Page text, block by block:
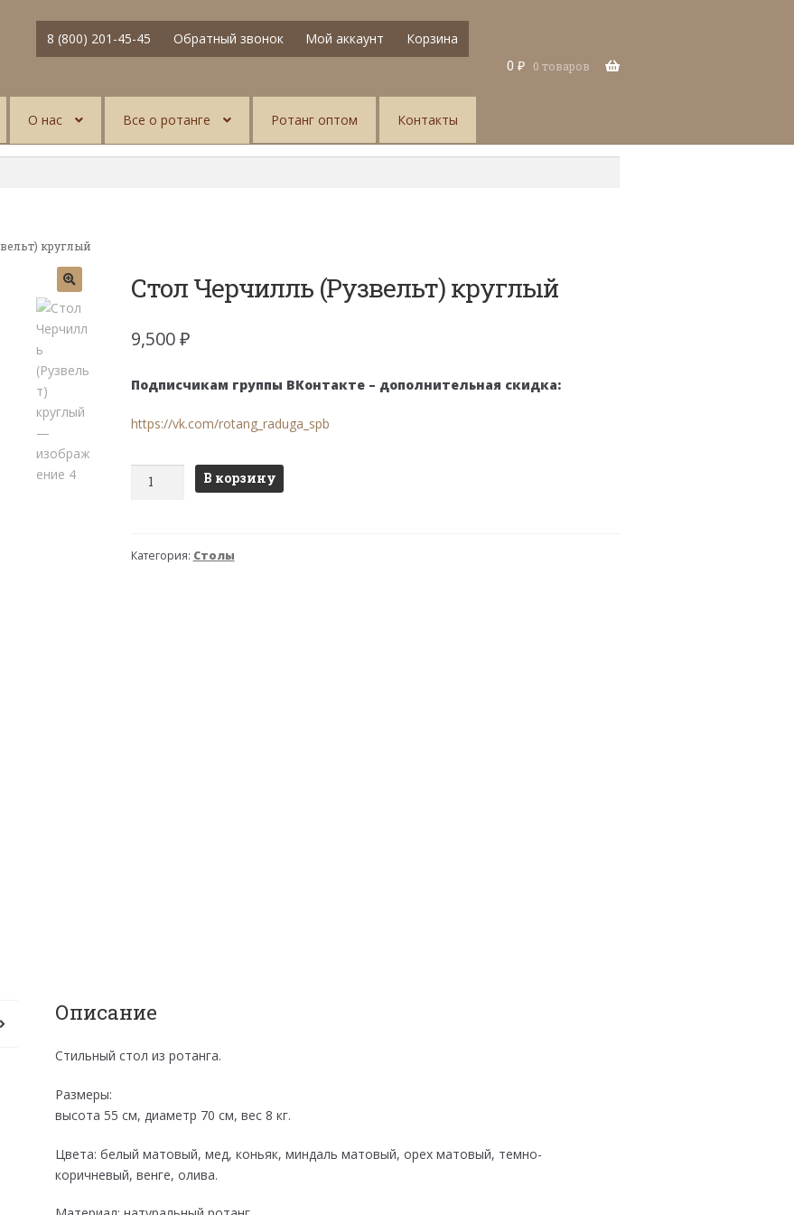
8 (800) 201-45-45 Обратный звонок Мой аккаунт
Корзина
0 ₽ 0 товаров
О нас Все о ротанге Ротанг оптом Контакты
круглый
Стол Черчилль (Рузвельт) круглый
9,500₽
Подписчикам группы ВКонтакте – дополнительная скидка:
https://vk.com/rotang_raduga_spb
Количество
(Рузвельт)
В корзину
Категория: Столы
Описание
Стильный стол из ротанга.
Размеры:
высота 55 см, диаметр 70 см, вес 8 кг.
Цвета: белый матовый, мед, коньяк, миндаль матовый, орех матовый, темно-
коричневый, венге, олива.